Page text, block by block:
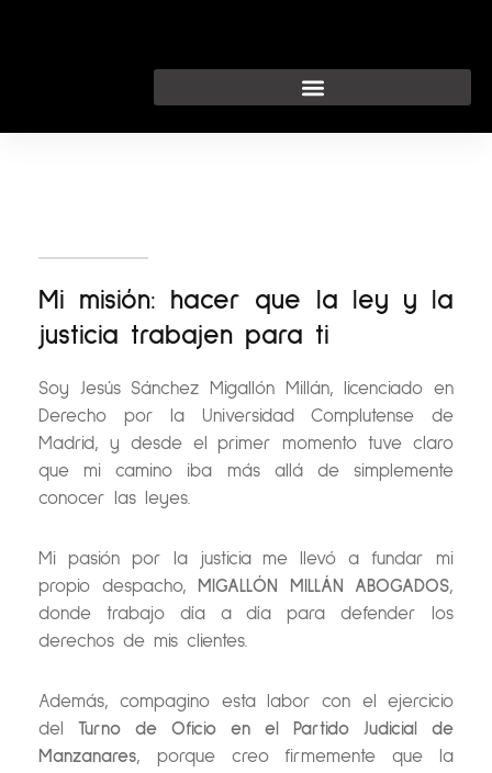
Mi misión: hacer que la ley y la
justicia trabajen para ti
Soy Jesús Sánchez Migallón Millán, licenciado en
Derecho por la Universidad Complutense de
Madrid, y desde el primer momento tuve claro
que mi camino iba más allá de simplemente
conocer las leyes.
Mi pasión por la justicia me llevó a fundar mi
propio despacho,
MIGALLÓN MILLÁN ABOGADOS,
donde trabajo día a día para defender los
derechos de mis clientes.
Además, compagino esta labor con el ejercicio
del Turno de Oficio en el Partido Judicial de
Manzanares, porque creo firmemente que la